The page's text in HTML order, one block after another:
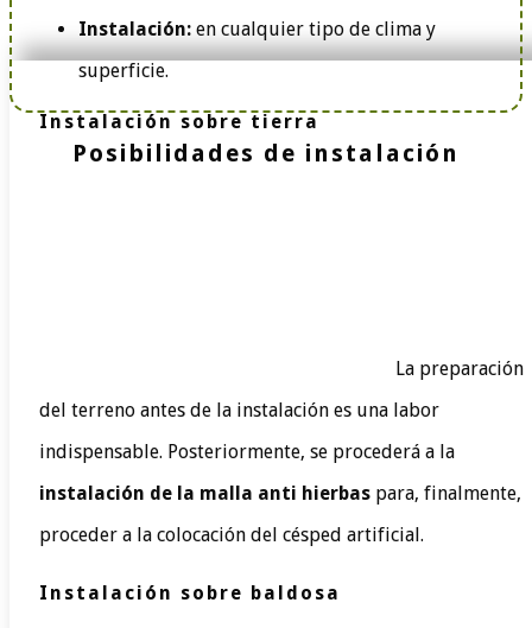
Instalación: en cualquier tipo de clima y
superficie.
Posibilidades de instalación
Instalación sobre tierra
La preparación
del terreno antes de la instalación es una labor
indispensable. Posteriormente, se procederá a la
instalación de la malla anti hierbas para, finalmente,
proceder a la colocación del césped artificial.
Instalación sobre baldosa